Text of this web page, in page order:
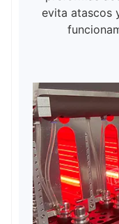
evita atascos